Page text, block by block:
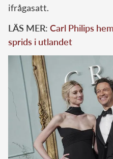
ifrågasatt.
LÄS MER: Carl Philips
sprids i utlandet